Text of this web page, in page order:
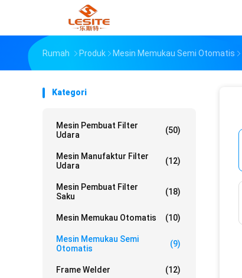
Rumah Produk Mesin Memukau Semi Otomatis
Kategori
Mesin Pembuat Filter
Udara
(50)
Mesin Manufaktur Filter
Udara
(12)
Mesin Pembuat Filter
Saku
(18)
Mesin Memukau Otomatis (10)
Mesin Memukau Semi
Otomatis
(9)
Frame Welder (12)